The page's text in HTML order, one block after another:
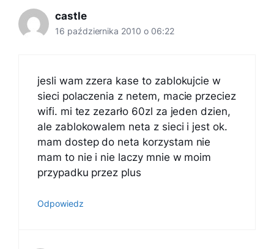
castle
16 października 2010 o 06:22
jesli wam zzera kase to zablokujcie w
sieci polaczenia z netem, macie przeciez
wifi. mi tez zezarło 60zl za jeden dzien,
ale zablokowalem neta z sieci i jest ok.
mam dostep do neta korzystam nie
mam to nie i nie laczy mnie w moim
przypadku przez plus
Odpowiedz